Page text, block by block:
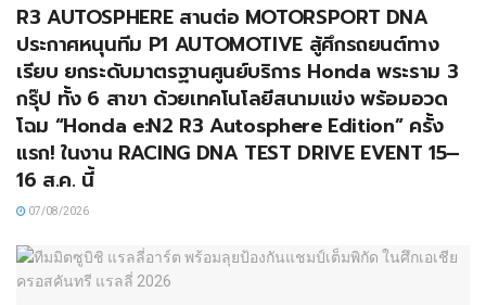
R3 AUTOSPHERE สานต่อ MOTORSPORT DNA
ประกาศหนุนทีม P1 AUTOMOTIVE สู้ศึกรถยนต์ทาง
เรียบ ยกระดับมาตรฐานศูนย์บริการ Honda พระราม 3
กรุ๊ป ทั้ง 6 สาขา ด้วยเทคโนโลยีสนามแข่ง พร้อมอวด
โฉม “Honda e:N2 R3 Autosphere Edition” ครั้ง
แรก! ในงาน RACING DNA TEST DRIVE EVENT 15–
16 ส.ค. นี้
07/08/2026